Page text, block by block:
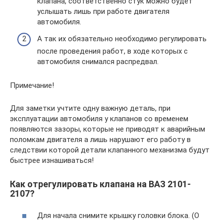
услышать лишь при работе двигателя
автомобиля.
А так их обязательно необходимо регулировать
после проведения работ, в ходе которых с
автомобиля снимался распредвал.
Примечание!
Для заметки учтите одну важную деталь, при
эксплуатации автомобиля у клапанов со временем
появляются зазоры, которые не приводят к аварийным
поломкам двигателя а лишь нарушают его работу в
следствии которой детали клапанного механизма будут
быстрее изнашиваться!
Как отрегулировать клапана на ВАЗ 2101-
2107?
Для начала снимите крышку головки блока. (О